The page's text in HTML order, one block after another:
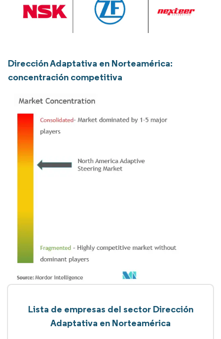
Dirección Adaptativa en Norteamérica:
concentración competitiva
Lista de empresas del sector Dirección
Adaptativa en Norteamérica